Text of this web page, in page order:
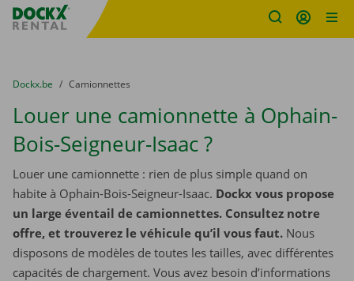
sitename
You are here:
du
Dockx.be to
Camionnettes
Louer une camionnette à Ophain-
Bois-Seigneur-Isaac ?
Louer une camionnette : rien de plus simple quand on
habite à Ophain-Bois-Seigneur-Isaac. Dockx vous propose
un large éventail de camionnettes. Consultez notre
offre, et trouverez le véhicule qu’il vous faut. Nous
disposons de modèles de toutes les tailles, avec différentes
capacités de chargement. Vous avez besoin d’informations